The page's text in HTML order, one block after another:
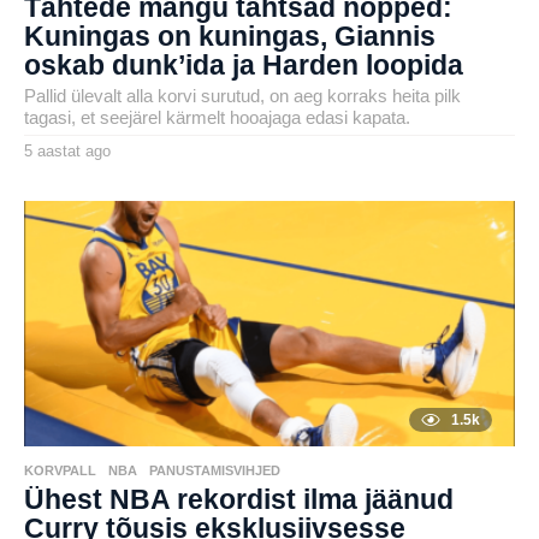
Tähtede mängu tähtsad nopped:
Kuningas on kuningas, Giannis
oskab dunk’ida ja Harden loopida
Pallid ülevalt alla korvi surutud, on aeg korraks heita pilk
tagasi, et seejärel kärmelt hooajaga edasi kapata.
karlj
5 aastat ago
s
t
a
t
a
g
o
1.5k
KORVPALL ,NBA ,PANUSTAMISVIHJED
Ühest NBA rekordist ilma jäänud
Curry tõusis eksklusiivsesse